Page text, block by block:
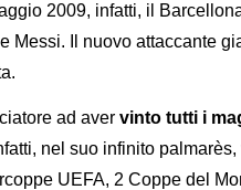
2009, infatti, il
Messi. Il nuovo attaccante
ad aver vinto tutti i
nel suo infinito
UEFA, 2 Coppe del